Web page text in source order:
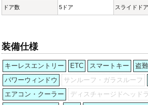
ドア数 5ドア スライドドア
装備仕様
キーレスエントリー ETC スマートキー
盗
パワーウィンドウ
サンルーフ・ガラスルーフ
エアコン・クーラー
ディスチャージドヘッド